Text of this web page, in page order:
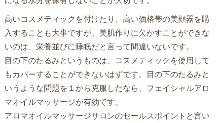
高いコスメティックを付けたり、高い価格帯の美顔器を購
入することも大事ですが、美肌作りに欠かすことができな
いのは、栄養並びに睡眠だと言って間違いないです。
目の下のたるみというものは、コスメティックを使用して
もカバーすることができないはずです。目の下のたるみと
いうような問題を１から克服したなら、フェイシャルアロ
マオイルマッサージが有効です。
アロマオイルマッサージサロンのセールスポイントと言い